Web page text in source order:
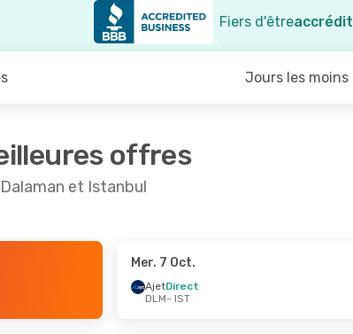
Fiers d'être
Jours les moins
offres
et Istanbul
- Mar. 20 Oct.
Direct
Mer. 7 Oct.
AjetDirect
DLM- IST